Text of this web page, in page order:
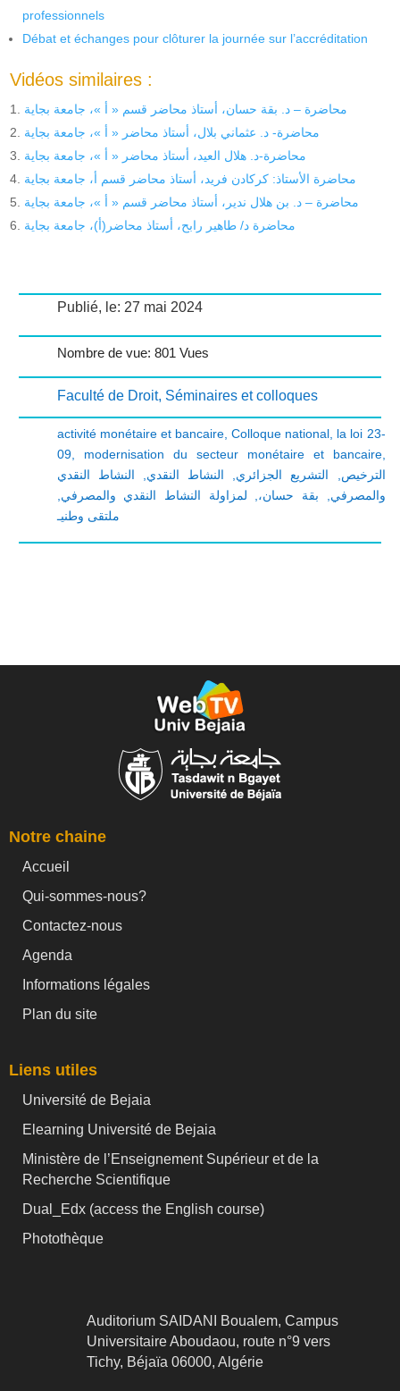
professionnels
Débat et échanges pour clôturer la journée sur l’accréditation
Vidéos similaires :
محاضرة – د. بقة حسان، أستاذ محاضر قسم « أ »، جامعة بجاية
محاضرة- د. عثماني بلال، أستاذ محاضر « أ »، جامعة بجاية
محاضرة-د. هلال العيد، أستاذ محاضر « أ »، جامعة بجاية
محاضرة الأستاذ: كركادن فريد، أستاذ محاضر قسم أ، جامعة بجاية
محاضرة – د. بن هلال ندير، أستاذ محاضر قسم « أ »، جامعة بجاية
محاضرة د/ طاهير رابح، أستاذ محاضر(أ)، جامعة بجاية
Publié, le: 27 mai 2024
Nombre de vue: 801 Vues
Faculté de Droit, Séminaires et colloques
activité monétaire et bancaire, Colloque national la loi 23-
09, modernisation du secteur monétaire et bancaire,
الترخيص
التشريع الجزائري النشاط النقدي
النشاط النقدي
والمصرفي
بقة حسان، لمزاولة النشاط النقدي والمصرفي
ملتقى وطنيـ
Notre chaine
Accueil
Qui-sommes-nous?
Contactez-nous
Agenda
Informations légales
Plan du site
Liens utiles
Université de Bejaia
Elearning Université de Bejaia
Ministère de l’Enseignement Supérieur et de la
Recherche Scientifique
Dual_Edx (access the English course)
Photothèque
Auditorium SAIDANI Boualem, Campus
Universitaire Aboudaou, route n°9 vers
Tichy, Béjaïa 06000, Algérie